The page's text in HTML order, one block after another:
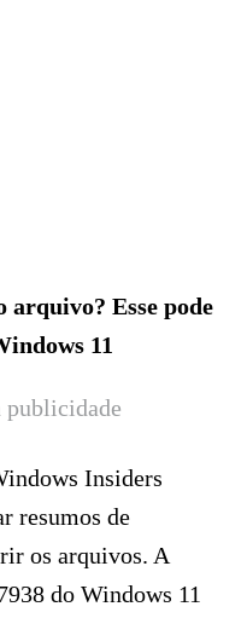
Esse pode
11
publicidade
Insiders
resumos de
os arquivos. A
do Windows 11